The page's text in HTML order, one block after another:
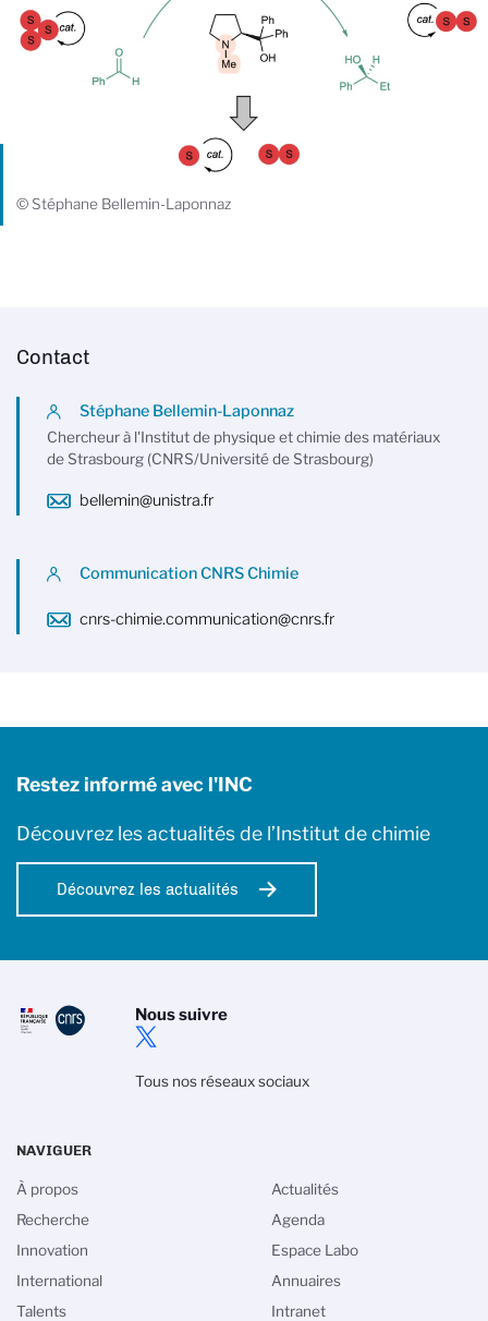
© Stéphane Bellemin-Laponnaz
Contact
Stéphane Bellemin-Laponnaz
Chercheur à l'Institut de physique et chimie des matériaux
de Strasbourg (CNRS/Université de Strasbourg)
bellemin@unistra.fr
Communication CNRS Chimie
cnrs-chimie.communication@cnrs.fr
Restez informé avec l'INC
Découvrez les actualités de l’Institut de chimie
Découvrez les actualités
Nous suivre
Tous nos réseaux sociaux
NAVIGUER
À propos
Recherche
Innovation
International
Talents
Actualités
Agenda
Espace Labo
Annuaires
Intranet